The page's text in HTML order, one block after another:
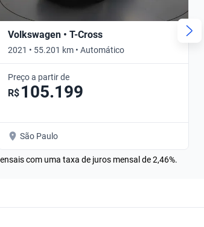
Volkswagen • T-Cross
2021 • 55.201 km • Automático
Preço a partir de
R$ 105.199
São Paulo
com uma taxa de juros mensal de 2,46%.